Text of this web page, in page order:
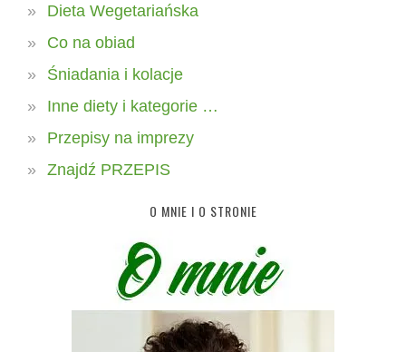
Dieta Wegetariańska
Co na obiad
Śniadania i kolacje
Inne diety i kategorie …
Przepisy na imprezy
Znajdź PRZEPIS
O MNIE I O STRONIE